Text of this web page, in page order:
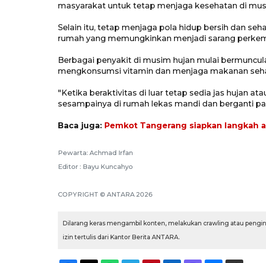
masyarakat untuk tetap menjaga kesehatan di
Selain itu, tetap menjaga pola hidup bersih dan
rumah yang memungkinkan menjadi sarang
Berbagai penyakit di musim hujan mulai
mengkonsumsi vitamin dan menjaga makanan
"Ketika beraktivitas di luar tetap sedia jas hujan
sesampainya di rumah lekas mandi dan berganti
Baca juga: Pemkot Tangerang siapkan langkah
Pewarta: Achmad Irfan
Editor : Bayu Kuncahyo
COPYRIGHT © ANTARA 2026
Dilarang keras mengambil konten, melakukan crawling atau
izin tertulis dari Kantor Berita ANTARA.